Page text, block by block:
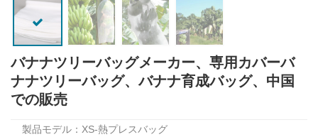
バナナツリーバッグメーカー、専用カバーバ
ナナツリーバッグ、バナナ育成バッグ、中国
での販売
製品モデル：XS-熱プレスバッグ